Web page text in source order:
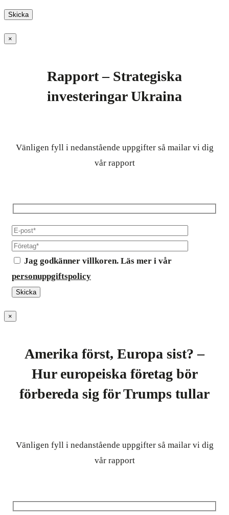
×
Rapport – Strategiska
investeringar Ukraina
Vänligen fyll i nedanstående uppgifter så mailar vi dig
vår rapport
Jag godkänner villkoren. Läs mer i vår
personuppgiftspolicy
×
Amerika först, Europa sist? –
Hur europeiska företag bör
förbereda sig för Trumps tullar
Vänligen fyll i nedanstående uppgifter så mailar vi dig
vår rapport